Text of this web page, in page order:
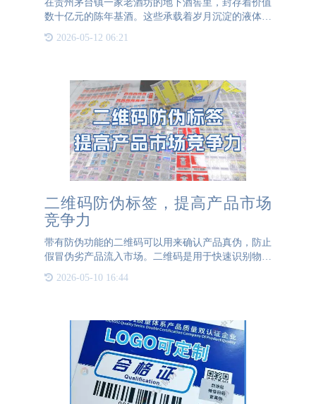
在贵州茅台镇一家老酒坊的地下酒窖里，封存着价值
数十亿元的陈年基酒。这些承载着岁月沉淀的液体黄
金，正面临着比窖藏环境更严峻的挑战——假酒产业
链的围猎。中国酒业协会数据显示，每年白酒市场流
2026-05-12 06:21
二维码防伪标签，提高产品市场
竞争力
带有防伪功能的二维码可以用来确认产品真伪，防止
假冒伪劣产品流入市场。二维码是用于快速识别物品
介绍，产品生产日期、批号、保质期、物流信息这些
2026-05-10 16:44